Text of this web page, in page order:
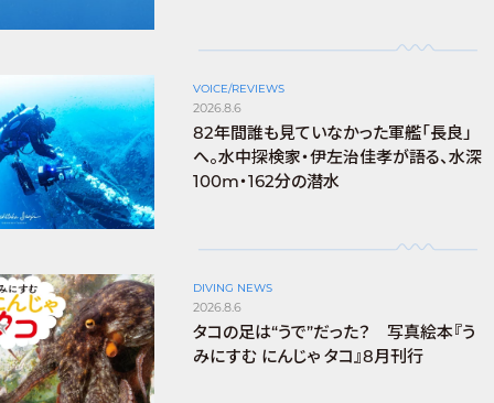
VOICE/REVIEWS
2026.8.6
82年間誰も見ていなかった軍艦「長良」
へ。水中探検家・伊左治佳孝が語る、水深
100m・162分の潜水
DIVING NEWS
2026.8.6
タコの足は“うで”だった？ 写真絵本『う
みにすむ にんじゃ タコ』8月刊行